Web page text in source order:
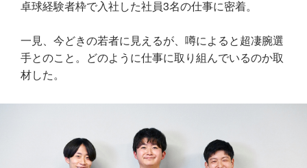
卓球経験者枠で入社した社員3名の仕事に密着。
一見、今どきの若者に見えるが、噂によると超凄腕選
手とのこと。どのように仕事に取り組んでいるのか取
材した。